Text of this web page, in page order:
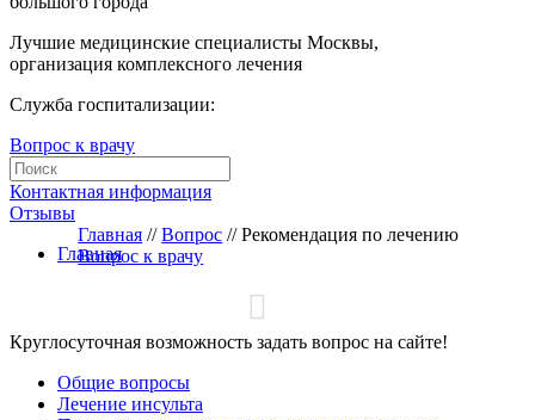
Лучшие медицинские специалисты Москвы,
организация комплексного лечения
Служба госпитализации:
Вопрос к врачу
Контактная информация
Отзывы
Главная
Главная // Вопрос // Рекомендация по лечению
Вопрос к врачу
Круглосуточная возможность задать вопрос на сайте!
Общие вопросы
Лечение инсульта